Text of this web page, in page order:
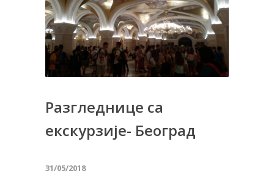
Разгледнице са
екскурзије- Београд
31/05/2018